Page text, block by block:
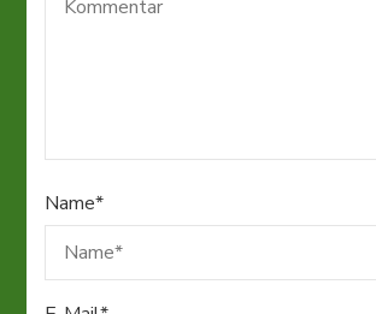
Name*